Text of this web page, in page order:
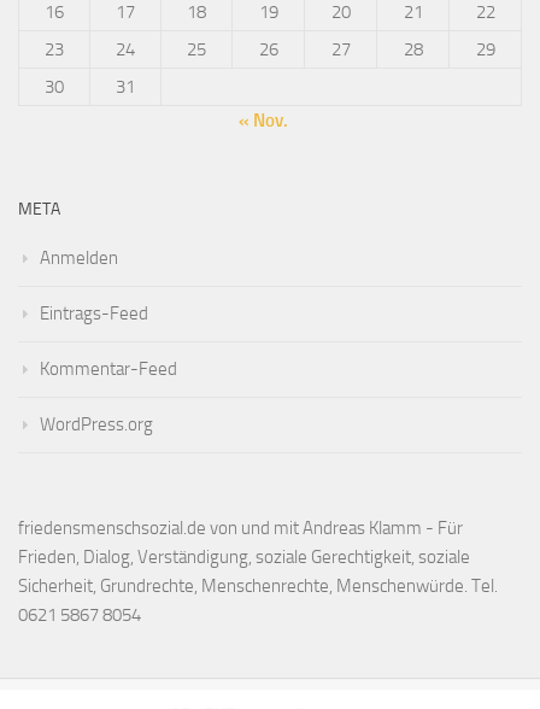
16
17 18 19 20 21
22
23
24 25 26 27 28
29
30
31
« Nov.
META
Anmelden
Eintrags-Feed
Kommentar-Feed
WordPress.org
friedensmenschsozial.de von und mit Andreas Klamm - Für
Frieden, Dialog, Verständigung, soziale Gerechtigkeit, soziale
Sicherheit, Grundrechte, Menschenrechte, Menschenwürde. Tel.
0621 5867 8054